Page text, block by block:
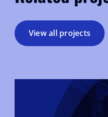
View all projects